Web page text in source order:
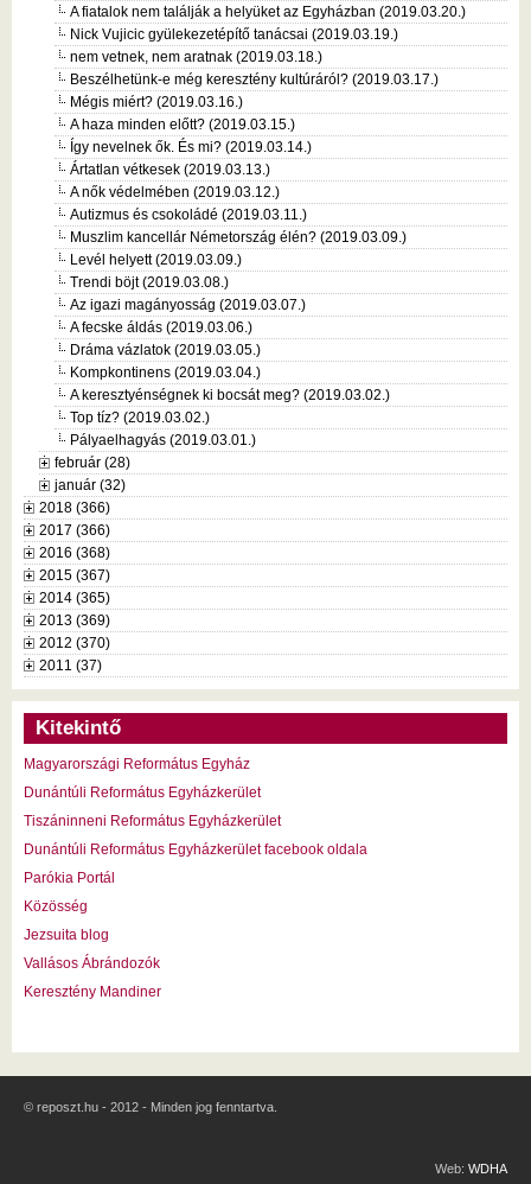
A fiatalok nem találják a helyüket az Egyházban (2019.03.20.)
Nick Vujicic gyülekezetépítő tanácsai (2019.03.19.)
nem vetnek, nem aratnak (2019.03.18.)
Beszélhetünk-e még keresztény kultúráról? (2019.03.17.)
Mégis miért? (2019.03.16.)
A haza minden előtt? (2019.03.15.)
Így nevelnek ők. És mi? (2019.03.14.)
Ártatlan vétkesek (2019.03.13.)
A nők védelmében (2019.03.12.)
Autizmus és csokoládé (2019.03.11.)
Muszlim kancellár Németország élén? (2019.03.09.)
Levél helyett (2019.03.09.)
Trendi böjt (2019.03.08.)
Az igazi magányosság (2019.03.07.)
A fecske áldás (2019.03.06.)
Dráma vázlatok (2019.03.05.)
Kompkontinens (2019.03.04.)
A keresztyénségnek ki bocsát meg? (2019.03.02.)
Top tíz? (2019.03.02.)
Pályaelhagyás (2019.03.01.)
február (28)
január (32)
2018 (366)
2017 (366)
2016 (368)
2015 (367)
2014 (365)
2013 (369)
2012 (370)
2011 (37)
Kitekintő
Magyarországi Református Egyház
Dunántúli Református Egyházkerület
Tiszáninneni Református Egyházkerület
Dunántúli Református Egyházkerület facebook oldala
Parókia Portál
Közösség
Jezsuita blog
Vallásos Ábrándozók
Keresztény Mandiner
© reposzt.hu - 2012 - Minden jog fenntartva.
Web: WDHA